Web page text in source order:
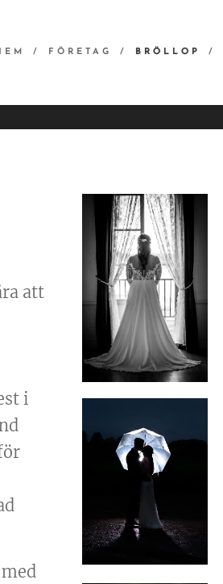
FÖRETAG BRÖLLOP
att
i